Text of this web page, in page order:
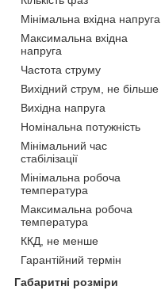
Мінімальна вхідна напруга
Максимальна вхідна
напруга
Частота струму
Вихідний струм, не більше
Вихідна напруга
Номінальна потужність
Мінімальний час
стабілізації
Мінімальна робоча
температура
Максимальна робоча
температура
ККД, не менше
Гарантійний термін
Габаритні розміри